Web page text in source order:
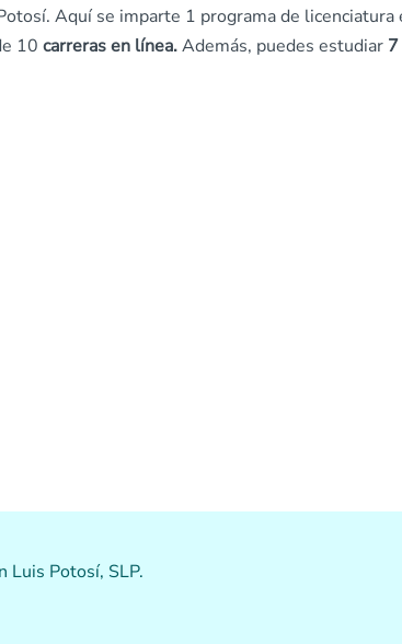
Aquí se imparte 1 programa de licenciatura
10 carreras en línea.Además, puedes estudiar 7
Luis Potosí, SLP.